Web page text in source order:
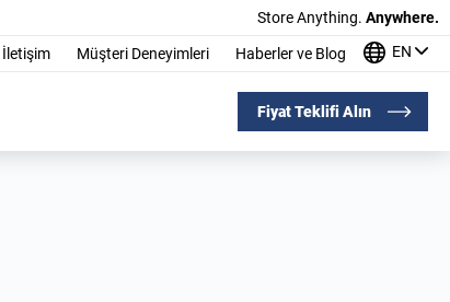
Store Anything. Anywhere.
İletişim Müşteri Deneyimleri Haberler ve Blog EN
Fiyat Teklifi Alın